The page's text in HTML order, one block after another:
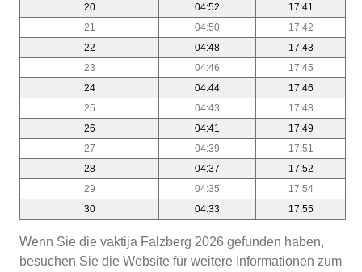
20
04:52
17:41
21
04:50
17:42
22
04:48
17:43
23
04:46
17:45
24
04:44
17:46
25
04:43
17:48
26
04:41
17:49
27
04:39
17:51
28
04:37
17:52
29
04:35
17:54
30
04:33 17:55
Wenn Sie die vaktija Falzberg 2026 gefunden haben,
besuchen Sie die Website für weitere Informationen zum